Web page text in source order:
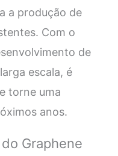
a produção de
Com o
de
escala, é
torne uma
anos.
Graphene